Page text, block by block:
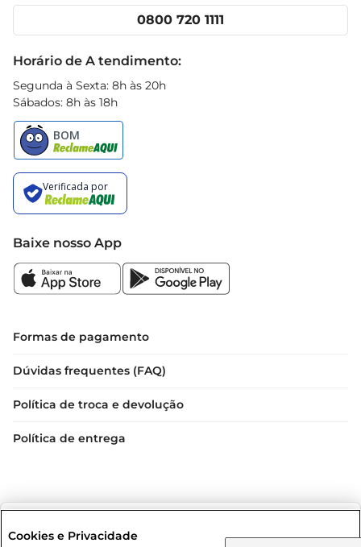
Cencosud Media
0800 720 1111
Horário de A tendimento:
Segunda à Sexta: 8h às 20h
Sábados: 8h às 18h
Baixe nosso App
Formas de pagamento
Dúvidas frequentes (FAQ)
Política de troca e devolução
Política de entrega
Cookies e Privacidade